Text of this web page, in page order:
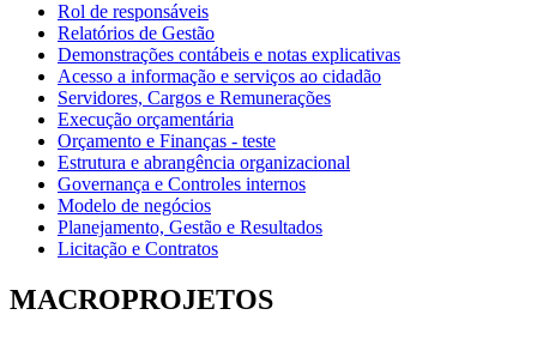
Rol de responsáveis
Relatórios de Gestão
Demonstrações contábeis e notas explicativas
Acesso a informação e serviços ao cidadão
Servidores, Cargos e Remunerações
Execução orçamentária
Orçamento e Finanças - teste
Estrutura e abrangência organizacional
Governança e Controles internos
Modelo de negócios
Planejamento, Gestão e Resultados
Licitação e Contratos
MACROPROJETOS